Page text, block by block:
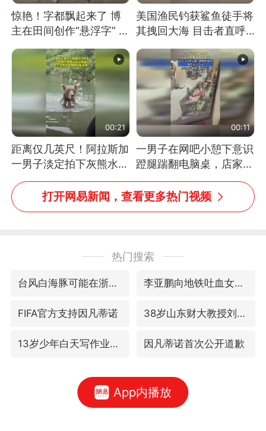
惊艳！字都飘起来了 博
主在田间创作“悬浮字” 网
美国渔民钓获鲨鱼徒手将
其拽回大海 目击者直呼
消息）
00:21
距离仅几英尺！阿拉斯加
一男子淡定拍下灰熊水中
捕食鲑鱼全程
00:11
一男子在网吧小憩下意识
蹬腿踹翻电脑桌，店家3
台显示器与机械臂损坏
打开网易新闻，查看更多热门视频
热门搜索
台风白海豚可能在浙江登陆 李亚鹏向地铁吐血女孩捐99999元
FIFA官方支持因凡蒂诺 38岁山东财大教授刘海明逝世
13岁少年白天写作业晚上夜市炒粉 因凡蒂诺首次公开道歉
App内播放